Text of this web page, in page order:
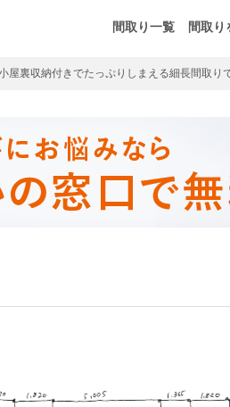
間取り一覧 間取り
屋裏収納付きでたっぷりしまえる細長間取り